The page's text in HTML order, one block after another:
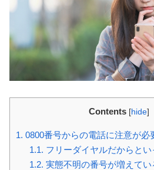
Contents [hide]
1. 0800番号からの電話に注意が必
1.1. フリーダイヤルだからと
1.2. 実態不明の番号が増えてい